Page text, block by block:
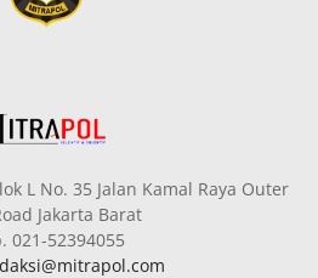
L No. 35 Jalan Kamal Raya Outer
Jakarta Barat
021-52394055